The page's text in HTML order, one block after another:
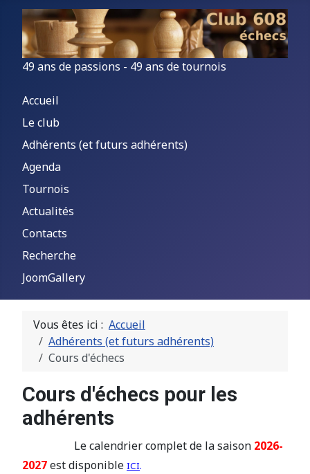
49 ans de passions - 49 ans de tournois
Accueil
Le club
Adhérents (et futurs adhérents)
Agenda
Tournois
Actualités
Contacts
Recherche
JoomGallery
Vous êtes ici : Accueil
Adhérents (et futurs adhérents)
Cours d'échecs
Cours d'échecs pour les
adhérents
Le calendrier complet de la saison 2026-
2027est disponible ICI.